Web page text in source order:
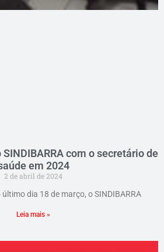
com o secretário de
em 2024
2 de abril de 2024
dia 18 de março, o SINDIBARRA
Leia mais »